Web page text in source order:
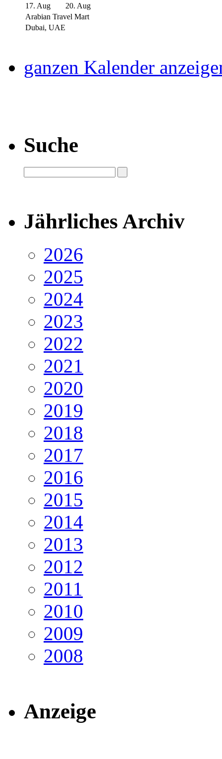
17. Aug
20. Aug
Arabian Travel Mart
Dubai, UAE
ganzen Kalender
Suche
Jährliches Archiv
2026
2025
2024
2023
2022
2021
2020
2019
2018
2017
2016
2015
2014
2013
2012
2011
2010
2009
2008
Anzeige